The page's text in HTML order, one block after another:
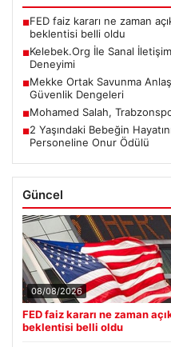
■FED faiz kararı ne zaman
beklentisi belli oldu
■Kelebek.Org İle Sanal
Deneyimi
■Mekke Ortak Savunma
Güvenlik Dengeleri
■Mohamed Salah,
■2 Yaşındaki Bebeğin
Personeline Onur Ödülü
Güncel
08/08/2026
FED faiz kararı ne zaman
beklentisi belli oldu